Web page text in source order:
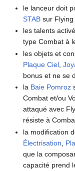
le lanceur doit
STAB sur Flying
les talents
type Combat à
les objets et
Plaque Ciel ,
bonus et ne se
la Baie Pomroz
Combat et/ou
attaqué avec
résiste à
la modification
Électrisation
que la
capacité prend